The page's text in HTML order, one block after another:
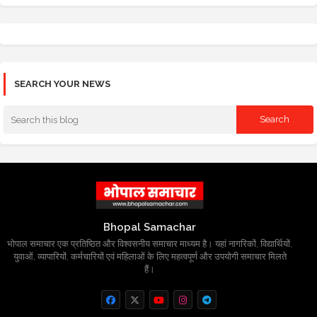
SEARCH YOUR NEWS
Bhopal Samachar
भोपाल समाचार एक प्रतिष्ठित और विश्वसनीय समाचार माध्यम है। यहां नागरिकों, विद्यार्थियों,
युवाओं, व्यापारियों, कर्मचारियों एवं महिलाओं के लिए महत्वपूर्ण और उपयोगी समाचार मिलते
हैं।